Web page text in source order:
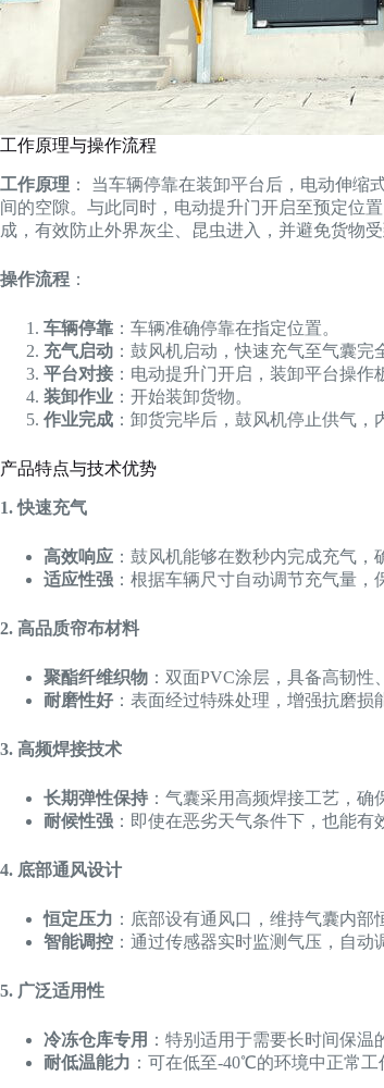
工作原理与操作流程
工作原理 ： 当车辆停靠在装卸平台后，电动伸
间的空隙。与此同时，电动提升门开启至预定位
成，有效防止外界灰尘、昆虫进入，并避免货物受
操作流程 ：
车辆停靠 ：车辆准确停靠在指定位置。
充气启动 ：鼓风机启动，快速充气至气囊完
平台对接 ：电动提升门开启，装卸平台操作
装卸作业 ：开始装卸货物。
作业完成 ：卸货完毕后，鼓风机停止供气，
产品特点与技术优势
1. 快速充气
高效响应 ：鼓风机能够在数秒内完成充气，
适应性强 ：根据车辆尺寸自动调节充气量，
2. 高品质帘布材料
聚酯纤维织物 ：双面PVC涂层，具备高韧性
耐磨性好：表面经过特殊处理，增强抗磨损
3. 高频焊接技术
长期弹性保持 ：气囊采用高频焊接工艺，确
耐候性强 ：即使在恶劣天气条件下，也能有
4. 底部通风设计
恒定压力 ：底部设有通风口，维持气囊内部
智能调控 ：通过传感器实时监测气压，自动
5. 广泛适用性
冷冻仓库专用 ：特别适用于需要长时间保温
耐低温能力 ：可在低至-40℃的环境中正常工